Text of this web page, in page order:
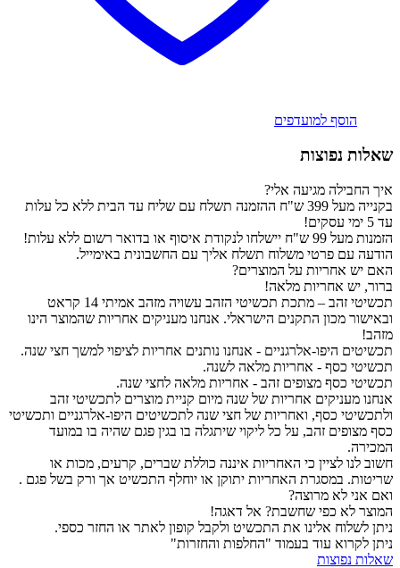
הוסף למועדפים
שאלות נפוצות
איך החבילה מגיעה אלי?
בקנייה מעל 399 ש"ח ההזמנה תשלח עם שליח עד הבית ללא כל עלות
עד 5 ימי עסקים!
הזמנות מעל 99 ש"ח יישלחו לנקודת איסוף או בדואר רשום ללא עלות!
הודעה עם פרטי משלוח תשלח אליך עם החשבונית באימייל.
האם יש אחריות על המוצרים?
ברור, יש אחריות מלאה!
תכשיטי זהב – מתכת תכשיטי הזהב עשויה מזהב אמיתי 14 קראט
ובאישור מכון התקנים הישראלי. אנחנו מעניקים אחריות שהמוצר הינו
מזהב!
תכשיטים היפו-אלרגניים - אנחנו נותנים אחריות לציפוי למשך חצי שנה.
תכשיטי כסף - אחריות מלאה לשנה.
תכשיטי כסף מצופים זהב - אחריות מלאה לחצי שנה.
אנחנו מעניקים אחריות של שנה מיום קניית מוצרים לתכשיטי זהב
ולתכשיטי כסף, ואחריות של חצי שנה לתכשיטים היפו-אלרגניים ותכשיטי
כסף מצופים זהב, על כל ליקוי שיתגלה בו בגין פגם שהיה בו במועד
המכירה.
חשוב לנו לציין כי האחריות איננה כוללת שברים, קרעים, מכות או
שריטות. במסגרת האחריות יתוקן או יוחלף התכשיט אך ורק בשל פגם .
ואם אני לא מרוצה?
המוצר לא כפי שחשבת? אל דאגה!
ניתן לשלוח אלינו את התכשיט ולקבל קופון לאתר או החזר כספי.
ניתן לקרוא עוד בעמוד "החלפות והחזרות"
שאלות נפוצות